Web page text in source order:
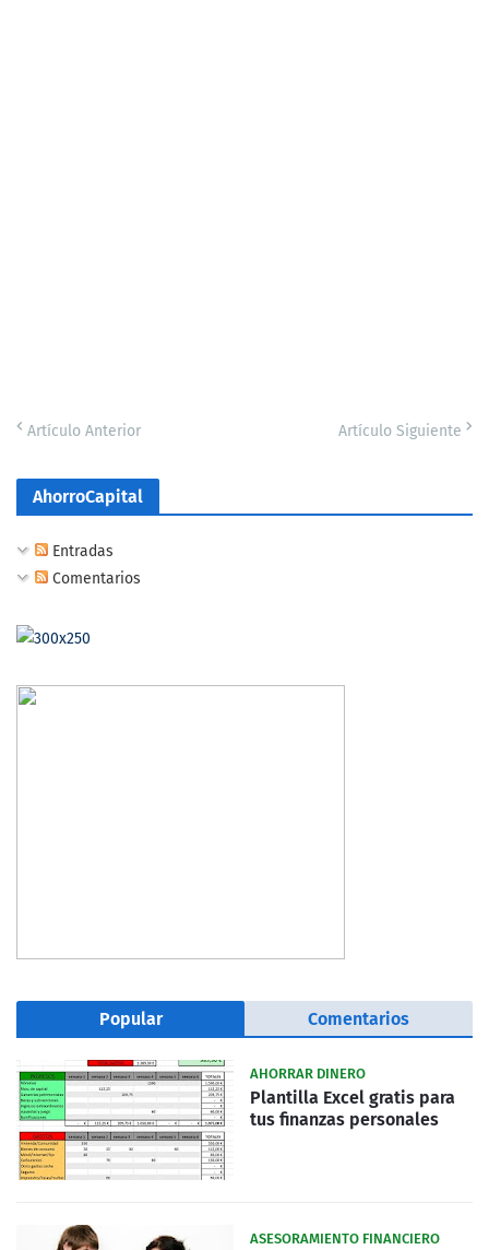
Artículo Anterior Artículo Siguiente
AhorroCapital
Entradas
Comentarios
Popular Comentarios
AHORRAR DINERO
Plantilla Excel gratis para
tus finanzas personales
ASESORAMIENTO FINANCIERO